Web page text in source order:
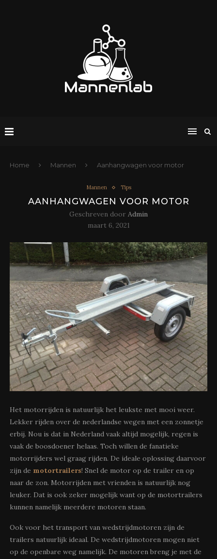
Home Mannen Aanhangwagen voor motor
Mannen Tips
AANHANGWAGEN VOOR MOTOR
Geschreven door Admin
maart 6, 2021
Het motorrijden is natuurlijk het leukste met mooi weer.
Lekker rijden over de nederlandse wegen met een zonnetje
erbij. Nou is dat in Nederland vaak altijd mogelijk, regen is
vaak de boosdoener helaas. Toch willen de fanatieke
motorrijders wel graag rijden. De ideale oplossing daarvoor
zijn de motortrailers! Snel de motor op de trailer en op
naar de zon. Motorrijden met vrienden is natuurlijk nog
leuker. Dat is ook zeker mogelijk want op de motortrailers
kunnen namelijk meerdere motoren staan.
Ook voor het transport van wedstrijdmotoren zijn de
trailers natuurlijk ideaal. De wedstrijdmotoren mogen niet
op de openbare weg namelijk. De motoren breng je met de